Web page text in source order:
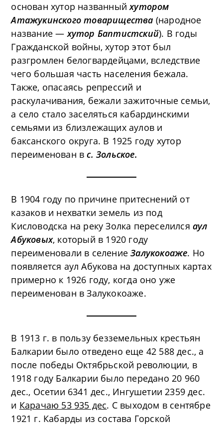
основан хутор названныйхутором
Атажукинского товарищества (народное
название — хутор Баптистский). В годы
Гражданской войны, хутор этот был
разгромлен белогвардейцами, вследствие
чего большая часть населения бежала.
Также, опасаясь репрессий и
раскулачивания, бежали зажиточные семьи,
а село стало заселяться кабардинскими
семьями из близлежащих аулов и
баксанского округа. В 1925 году хутор
переименован вс. Зольское.
В 1904 году по причине притеснений от
казаков и нехватки земель из под
Кисловодска на реку Золка переселилсяаул
Абуковых, который в 1920 году
переименовали в селениеЗалукокоаже. Но
появляется аул Абукова на доступных картах
примерно к 1926 году, когда оно уже
переименован в Залукокоаже.
В 1913 г. в пользу безземельных крестьян
Балкарии было отведено еще 42 588 дес., а
после победы Октябрьской революции, в
1918 году Балкарии было передано 20 960
дес., Осетии 6341 дес., Ингушетии 2359 дес.
и Карачаю 53 935 дес. С выходом в сентябре
1921 г. Кабарды из состава Горской